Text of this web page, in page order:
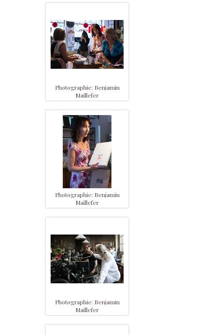
Photographie: Benjamin
Maillefer
Photographie: Benjamin
Maillefer
Photographie: Benjamin
Maillefer